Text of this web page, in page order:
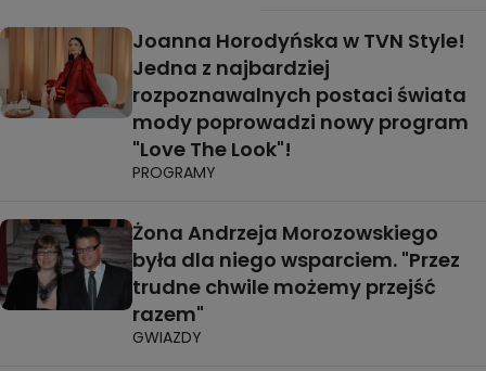
Joanna Horodyńska w TVN Style!
Jedna z najbardziej
rozpoznawalnych postaci świata
mody poprowadzi nowy program
"Love The Look"!
PROGRAMY
Żona Andrzeja Morozowskiego
była dla niego wsparciem. "Przez
trudne chwile możemy przejść
razem"
GWIAZDY